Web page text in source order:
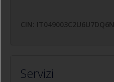
CIN: IT049003C2U6U7DQ6N
Servizi